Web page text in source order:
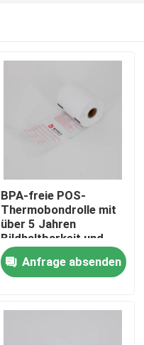
BPA-freie POS-
Thermobondrolle mit
über 5 Jahren
Bildhaltbarkeit und
ölbeständigen
Eigenschaften
Anfrage absenden